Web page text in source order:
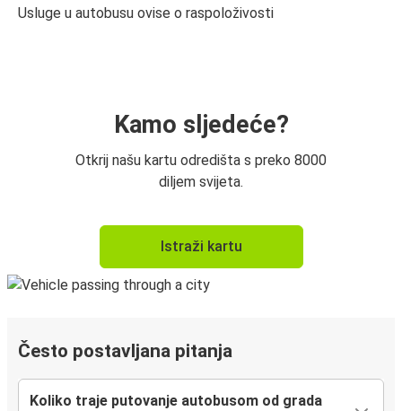
Usluge u autobusu ovise o raspoloživosti
Kamo sljedeće?
Otkrij našu kartu odredišta s preko 8000
diljem svijeta.
Istraži kartu
Često postavljana pitanja
Koliko traje putovanje autobusom od grada